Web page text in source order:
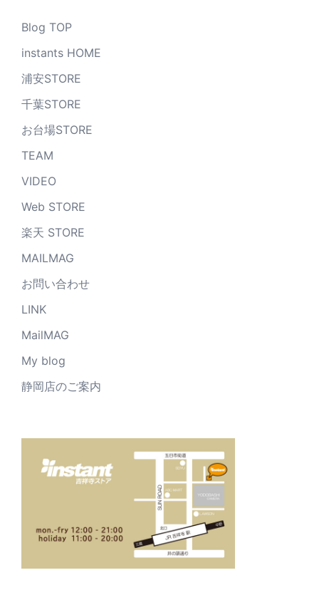
Blog TOP
instants HOME
浦安STORE
千葉STORE
お台場STORE
TEAM
VIDEO
Web STORE
楽天 STORE
MAILMAG
お問い合わせ
LINK
MailMAG
My blog
静岡店のご案内